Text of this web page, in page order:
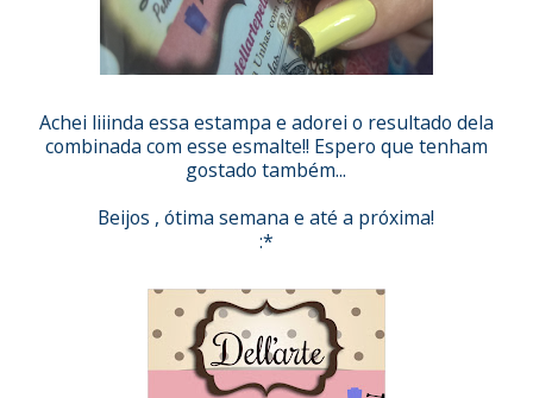
Achei liiinda essa estampa e adorei o resultado dela
combinada com esse esmalte!! Espero que tenham
gostado também...
Beijos , ótima semana e até a próxima!
:*